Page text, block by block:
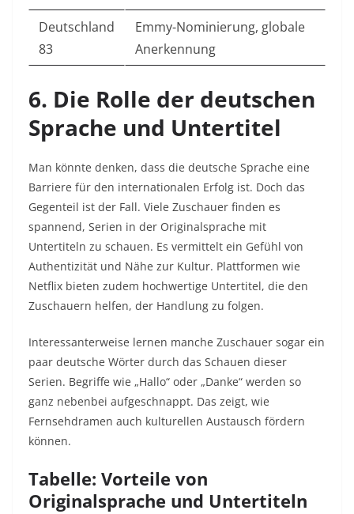
Deutschland
83
Emmy-Nominierung, globale
Anerkennung
6. Die Rolle der deutschen
Sprache und Untertitel
Man könnte denken, dass die deutsche Sprache eine
Barriere für den internationalen Erfolg ist. Doch das
Gegenteil ist der Fall. Viele Zuschauer finden es
spannend, Serien in der Originalsprache mit
Untertiteln zu schauen. Es vermittelt ein Gefühl von
Authentizität und Nähe zur Kultur. Plattformen wie
Netflix bieten zudem hochwertige Untertitel, die den
Zuschauern helfen, der Handlung zu folgen.
Interessanterweise lernen manche Zuschauer sogar ein
paar deutsche Wörter durch das Schauen dieser
Serien. Begriffe wie „Hallo“ oder „Danke“ werden so
ganz nebenbei aufgeschnappt. Das zeigt, wie
Fernsehdramen auch kulturellen Austausch fördern
können.
Tabelle: Vorteile von
Originalsprache und Untertiteln